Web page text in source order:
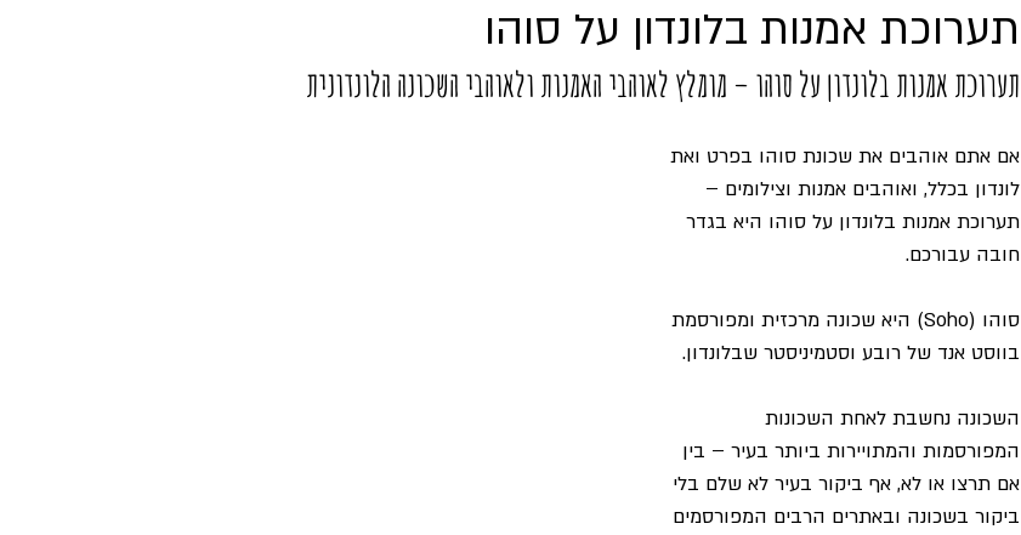
תערוכת אמנות בלונדון על סוהו
תערוכת אמנות בלונדון על סוהו – מומלץ לאוהבי האמנות ולאוהבי השכונה הלונדונית
אם אתם אוהבים את שכונת סוהו בפרט ואת
לונדון בכלל, ואוהבים אמנות וצילומים –
תערוכת אמנות בלונדון על סוהו היא בגדר
חובה עבורכם.
סוהו (Soho) היא שכונה מרכזית ומפורסמת
בווסט אנד של רובע וסטמיניסטר שבלונדון.
השכונה נחשבת לאחת השכונות
המפורסמות והמתויירות ביותר בעיר – בין
אם תרצו או לא, אף ביקור בעיר לא שלם בלי
ביקור בשכונה ובאתרים הרבים המפורסמים